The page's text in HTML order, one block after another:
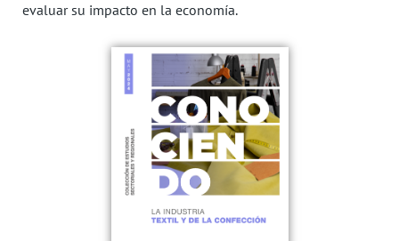
evaluar su impacto en la economía.